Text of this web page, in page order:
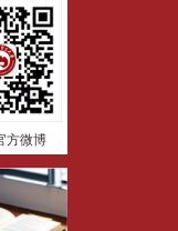
方微博